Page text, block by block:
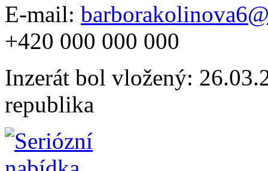
E-mail:
+420 000 000 000
Inzerát bol vložený:
republika